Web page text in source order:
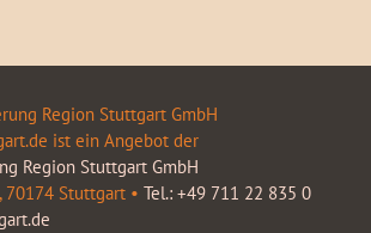
Region Stuttgart GmbH
ist ein Angebot der
Region Stuttgart GmbH
70174 Stuttgart • Tel.: +49 711 22 835 0